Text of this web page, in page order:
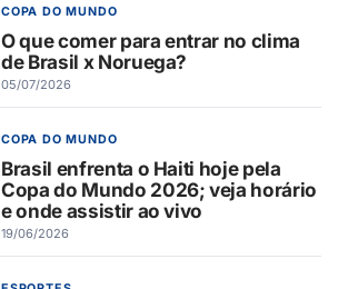
COPA DO MUNDO
O que comer para entrar no clima
de Brasil x Noruega?
05/07/2026
COPA DO MUNDO
Brasil enfrenta o Haiti hoje pela
Copa do Mundo 2026; veja horário
e onde assistir ao vivo
19/06/2026